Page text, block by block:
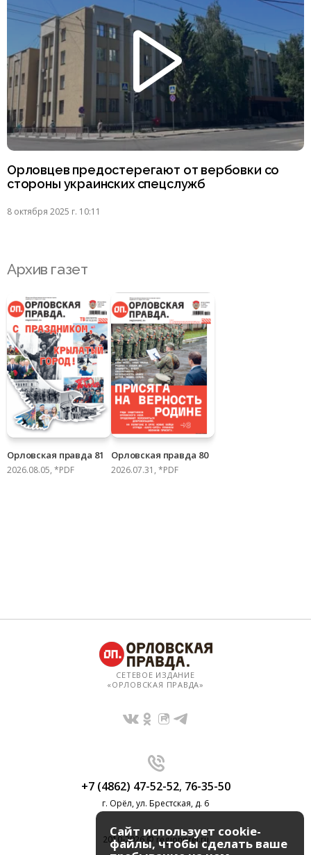
Орловцев предостерегают от вербовки со
стороны украинских спецслужб
8 октября 2025 г. 10:11
Архив газет
Орловская правда 81
2026.08.05, *PDF
Орловская правда 80
2026.07.31, *PDF
СЕТЕВОЕ ИЗДАНИЕ
«ОРЛОВСКАЯ ПРАВДА»
+7 (4862) 47-52-52, 76-35-50
г. Орёл, ул. Брестская, д. 6
2010-2026 © regionorel.ru
Сайт использует cookie-
файлы, чтобы сделать ваше